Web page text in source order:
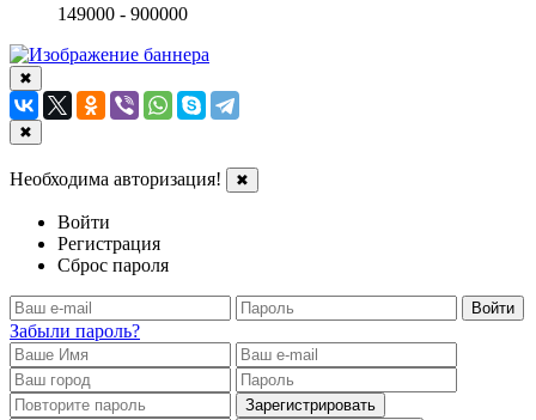
149000 - 900000
✖
✖
Необходима авторизация! ✖
Войти
Регистрация
Сброс пароля
Войти
Забыли пароль?
Зарегистрировать